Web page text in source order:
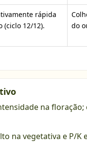
rápida
(ciclo 12/12).
do
na
na vegetativa e P/K